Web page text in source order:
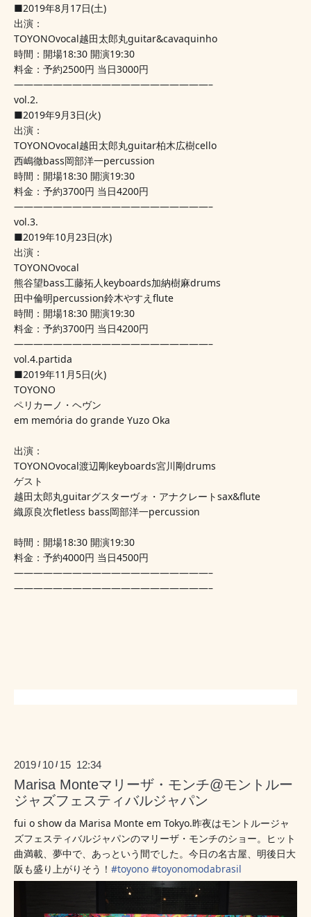
■2019年8月17日(土)
出演：
TOYONOvocal越田太郎丸guitar&cavaquinho
時間：開場18:30 開演19:30
料金：予約2500円 当日3000円
————————————————————–
vol.2.
■2019年9月3日(火)
出演：
TOYONOvocal越田太郎丸guitar柏木広樹cello
西嶋徹bass岡部洋一percussion
時間：開場18:30 開演19:30
料金：予約3700円 当日4200円
————————————————————–
vol.3.
■2019年10月23日(水)
出演：
TOYONOvocal
熊谷望bass工藤拓人keyboards加納樹麻drums
田中倫明percussion鈴木やすえflute
時間：開場18:30 開演19:30
料金：予約3700円 当日4200円
————————————————————–
vol.4.partida
■2019年11月5日(火)
TOYONO
ペリカーノ・ヘヴン
em memória do grande Yuzo Oka
出演：
TOYONOvocal渡辺剛keyboards宮川剛drums
ゲスト
越田太郎丸guitarグスターヴォ・アナクレートsax&flute
織原良次fletless bass岡部洋一percussion
時間：開場18:30 開演19:30
料金：予約4000円 当日4500円
————————————————————–
————————————————————–
2019 / 10 / 15 12:34
Marisa Monteマリーザ・モンチ@モントルー
ジャズフェスティバルジャパン
fui o show da Marisa Monte em Tokyo.昨夜はモントルージャ
ズフェスティバルジャパンのマリーザ・モンチのショー。ヒット
曲満載、夢中で、あっという間でした。今日の名古屋、明後日大
阪も盛り上がりそう！ #toyono #toyonomodabrasil